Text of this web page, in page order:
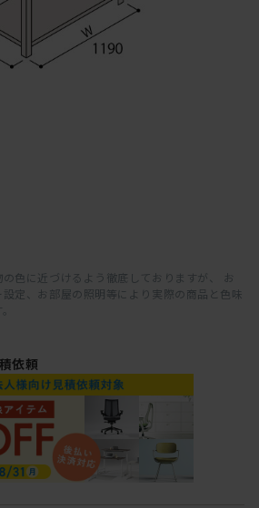
色に近づけるよう徹底しておりますが、 お
定、お部屋の照明等により実際の商品と色味
依頼